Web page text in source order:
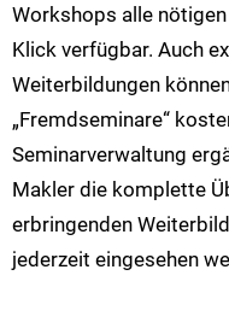
Workshops alle
Klick verfügbar. Auch
Weiterbildungen
„Fremdseminare“
Seminarverwaltung
Makler die komplette
erbringenden
jederzeit eingesehen